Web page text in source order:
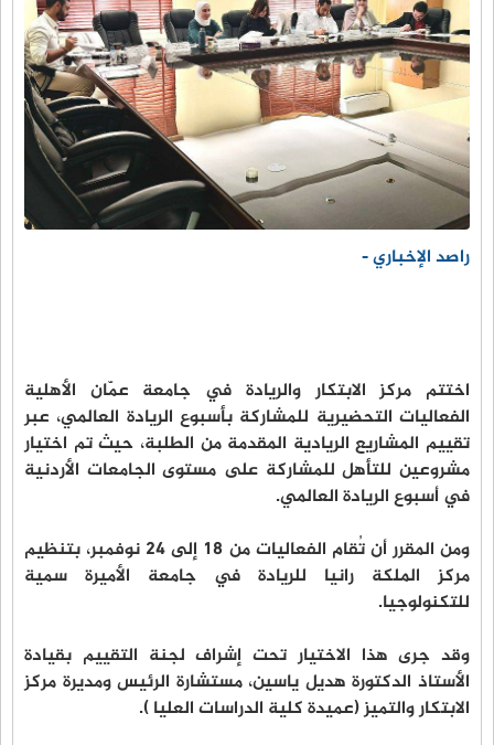
راصد الإخباري -
اختتم مركز الابتكار والريادة في جامعة عمّان الأهلية
الفعاليات التحضيرية للمشاركة بأسبوع الريادة العالمي، عبر
تقييم المشاريع الريادية المقدمة من الطلبة، حيث تم اختيار
مشروعين للتأهل للمشاركة على مستوى الجامعات الأردنية
في أسبوع الريادة العالمي.
ومن المقرر أن تُقام الفعاليات من 18 إلى 24 نوفمبر، بتنظيم
مركز الملكة رانيا للريادة في جامعة الأميرة سمية
للتكنولوجيا.
وقد جرى هذا الاختيار تحت إشراف لجنة التقييم بقيادة
الأستاذ الدكتورة هديل ياسين، مستشارة الرئيس ومديرة مركز
الابتكار والتميز (عميدة كلية الدراسات العليا ).